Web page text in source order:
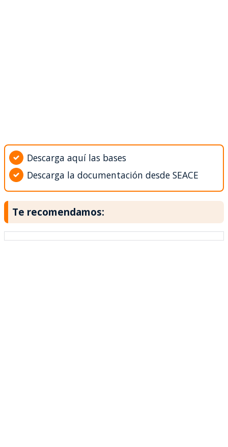
Descarga aquí las bases
Descarga la documentación desde SEACE
Te recomendamos: